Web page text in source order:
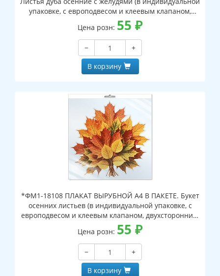
упаковке, с европодвесом и клеевым клапаном,
двухсторонний, ВД-лак)
Цена розн: 55 ₽
−
+
В корзину
*ФМ1-18108 ПЛАКАТ ВЫРУБНОЙ А4 В ПАКЕТЕ. Букет
осенних листьев (в индивидуальной упаковке, с
европодвесом и клеевым клапаном, двухсторонний,
ВД-лак)
Цена розн: 55 ₽
−
+
В корзину